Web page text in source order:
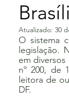
Atualizado: 30
O sistema
legislação.
em
nº 200, de
leitora de
DF.